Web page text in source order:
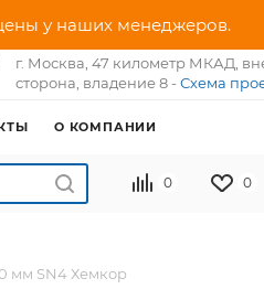
у наших менеджеров.
г. Москва, 47 километр МКАД,
сторона, владение 8 - Схема
О КОМПАНИИ
0 0
мм SN4 Хемкор